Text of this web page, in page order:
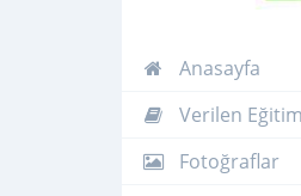
Anasayfa
Verilen
Fotoğraflar